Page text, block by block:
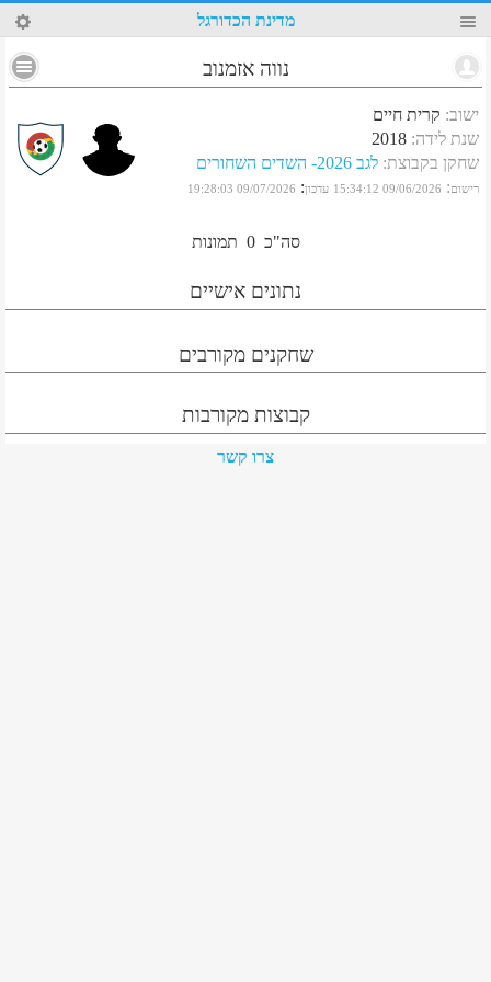
49 מדינת הכדורגל
נווה אזמנוב
ישוב: קרית חיים
שנת לידה:
2018
שחקן בקבוצת: לגב 2026- השדים השחורים
רישום:
09/06/2026 15:34:12 עדכון:
09/07/2026 19:28:03
סה"כ 0 תמונות
נתונים אישיים
שחקנים מקורבים
קבוצות מקורבות
צרו קשר